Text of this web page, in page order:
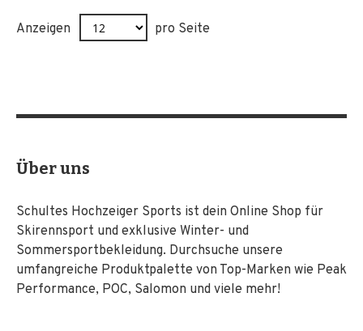
Anzeigen pro Seite
Über uns
Schultes Hochzeiger Sports ist dein Online Shop für
Skirennsport und exklusive Winter- und
Sommersportbekleidung. Durchsuche unsere
umfangreiche Produktpalette von Top-Marken wie Peak
Performance, POC, Salomon und viele mehr!